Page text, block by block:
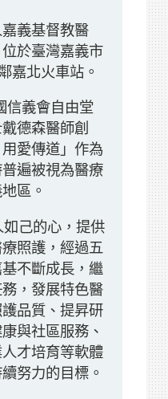
義基督教醫
於臺灣嘉義市
嘉北火車站。
義會自由堂
德森醫師創
愛傳道」作為
遍被視為醫療
區。
己的心，提供
照護，經過五
不斷成長，繼
，發展特色醫
品質、提昇研
與社區服務、
才培育等軟體
努力的目標。